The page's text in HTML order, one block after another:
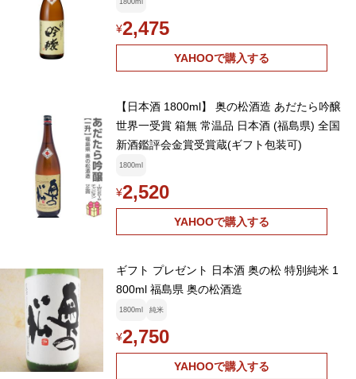
1800ml
¥2,475
YAHOOで購入する
【日本酒 1800ml】 奥の松酒造 あだたら吟醸
世界一受賞 箱無 常温品 日本酒 (福島県) 全国
新酒鑑評会金賞受賞蔵(ギフト包装可)
1800ml
¥2,520
YAHOOで購入する
ギフト プレゼント 日本酒 奥の松 特別純米 1
800ml 福島県 奥の松酒造
1800ml 純米
¥2,750
YAHOOで購入する